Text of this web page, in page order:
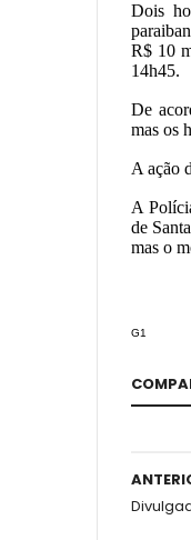
Dois
R$ 10
14h45.
De
mas os
A ação
A
de
mas o
G1